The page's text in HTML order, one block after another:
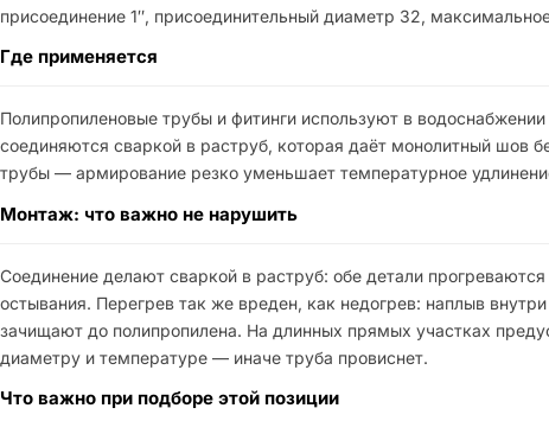
присоединение 1″, присоединительный диаметр 32,
Где применяется
Полипропиленовые трубы и фитинги используют в
соединяются сваркой в раструб, которая даёт монолитный шов
трубы — армирование резко уменьшает температурное
Монтаж: что важно не нарушить
Соединение делают сваркой в раструб: обе детали
остывания. Перегрев так же вреден, как недогрев: наплыв
зачищают до полипропилена. На длинных прямых участках
диаметру и температуре — иначе труба провиснет.
Что важно при подборе этой позиции